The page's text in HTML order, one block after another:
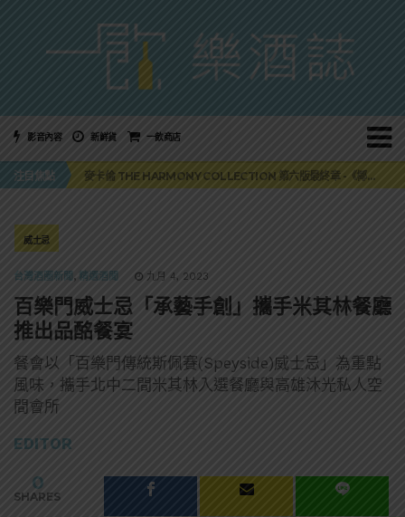
影音內容 新鮮貨 一飲商店
注目焦點
美國正式恢復蘇格蘭威士忌零關稅！烈酒產業再次迎來重磅利多
麥卡倫 THE HARMONY COLLECTION 第六版最終章 -《椰風煖韻》
角嗨尬炸物X爽快這一步，角瓶攜手頂呱呱 全新套餐限時登場
威士忌
台灣酒圈新聞 , 精選酒聞 九月 4, 2023
百樂門威士忌「承藝手創」攜手米其林餐廳
推出品酩餐宴
餐會以「百樂門傳統斯佩賽(Speyside)威士忌」為重點
風味，攜手北中二間米其林入選餐廳與高雄沐光私人空
間會所
EDITOR
0
SHARES